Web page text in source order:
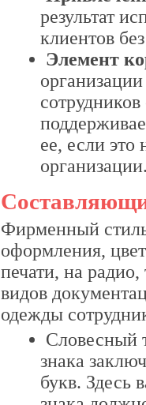
результат
клиентов
Элемент
ее, если это
Фирменный
оформления,
печати, на
видов
одежды
Словесный
знака
букв. Здесь